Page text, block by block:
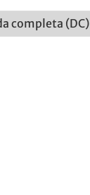
completa (DC)